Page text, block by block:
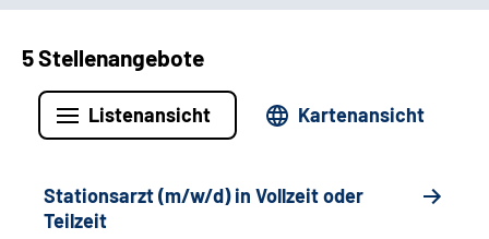
5 Stellenangebote
Listenansicht Kartenansicht
Stationsarzt (m/w/d) in Vollzeit oder
Teilzeit